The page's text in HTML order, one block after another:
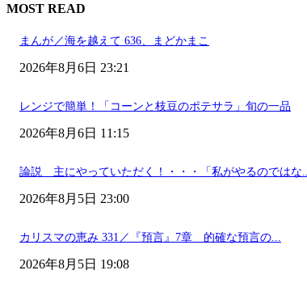
MOST READ
まんが／海を越えて 636、まどかまこ
2026年8月6日 23:21
レンジで簡単！「コーンと枝豆のポテサラ」旬の一品
2026年8月6日 11:15
論説 主にやっていただく！・・・「私がやるのではな...
2026年8月5日 23:00
カリスマの恵み 331／『預言』7章 的確な預言の...
2026年8月5日 19:08